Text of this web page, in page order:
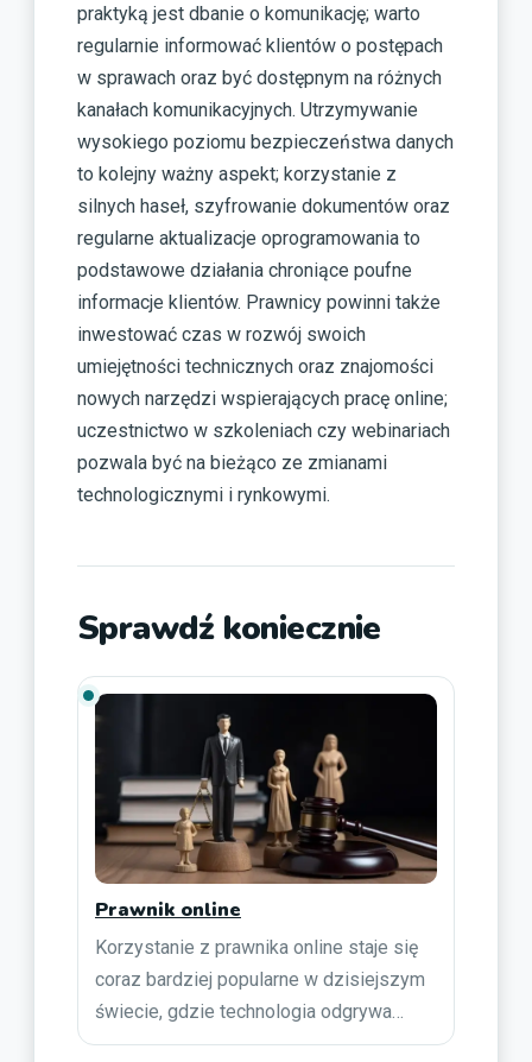
praktyką jest dbanie o komunikację; warto
regularnie informować klientów o postępach
w sprawach oraz być dostępnym na różnych
kanałach komunikacyjnych. Utrzymywanie
wysokiego poziomu bezpieczeństwa danych
to kolejny ważny aspekt; korzystanie z
silnych haseł, szyfrowanie dokumentów oraz
regularne aktualizacje oprogramowania to
podstawowe działania chroniące poufne
informacje klientów. Prawnicy powinni także
inwestować czas w rozwój swoich
umiejętności technicznych oraz znajomości
nowych narzędzi wspierających pracę online;
uczestnictwo w szkoleniach czy webinariach
pozwala być na bieżąco ze zmianami
technologicznymi i rynkowymi.
Sprawdź koniecznie
Prawnik online
Korzystanie z prawnika online staje się
coraz bardziej popularne w dzisiejszym
świecie, gdzie technologia odgrywa…